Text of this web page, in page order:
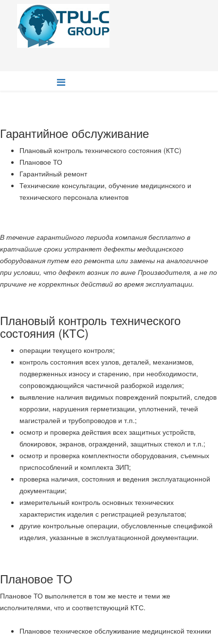
Гарантийное обслуживание
Плановый контроль технического состояния (КТС)
Плановое ТО
Гарантийный ремонт
Технические консультации, обучение медицинского и
технического персонала клиентов
В течение гарантийного периода компания бесплатно в
кратчайшие сроки устраняет дефекты медицинского
оборудования путем его ремонта или замены на аналогичное
при условии, что дефект возник по вине Производителя, а не по
причине не корректных действий во время эксплуатации.
Плановый контроль технического
состояния (КТС)
операции текущего контроля;
контроль состояния всех узлов, деталей, механизмов,
подверженных износу и старению, при необходимости,
сопровождающийся частичной разборкой изделия;
выявление наличия видимых повреждений покрытий, следов
коррозии, нарушения герметизации, уплотнений, течей
магистралей и трубопроводов и т.п.;
осмотр и проверка действия всех защитных устройств,
блокировок, экранов, ограждений, защитных стекол и т.п.;
осмотр и проверка комплектности оборудования, съемных
приспособлений и комплекта ЗИП;
проверка наличия, состояния и ведения эксплуатационной
документации;
измерительный контроль основных технических
характеристик изделия с регистрацией результатов;
другие контрольные операции, обусловленные спецификой
изделия, указанные в эксплуатационной документации.
Плановое ТО
Плановое ТО выполняется в том же месте и теми же
исполнителями, что и соответствующий КТС.
Плановое техническое обслуживание медицинской техники